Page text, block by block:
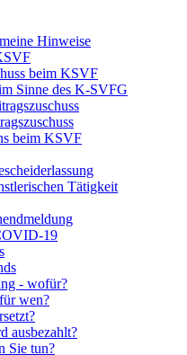
Hinweise
beim KSVF
Sinne des K-SVFG
beim KSVF
Tätigkeit
19
- wofür?
wen?
ausbezahlt?
Sie tun?